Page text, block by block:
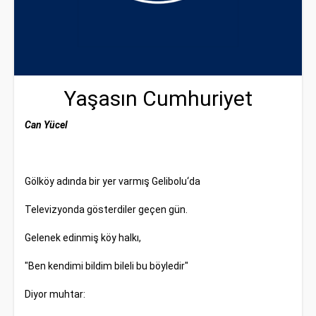
Yaşasın Cumhuriyet
Can Yücel
Gölköy adında bir yer varmış Gelibolu‘da
Televizyonda gösterdiler geçen gün.
Gelenek edinmiş köy halkı,
"Ben kendimi bildim bileli bu böyledir"
Diyor muhtar: